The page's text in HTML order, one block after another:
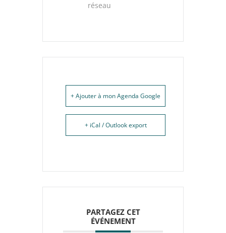
réseau
+ Ajouter à mon Agenda Google
+ iCal / Outlook export
PARTAGEZ CET
ÉVÉNEMENT